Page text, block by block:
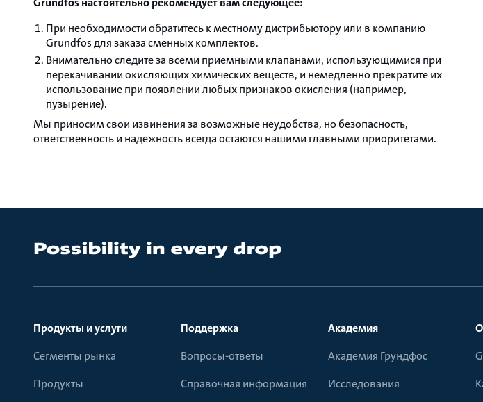
При необходимости обратитесь к местному дистрибьютору или в компанию
Grundfos для заказа сменных комплектов.
Внимательно следите за всеми приемными клапанами, использующимися при
перекачивании окисляющих химических веществ, и немедленно прекратите их
использование при появлении любых признаков окисления (например,
пузырение).
Мы приносим свои извинения за возможные неудобства, но безопасность,
ответственность и надежность всегда остаются нашими главными приоритетами.
Продукты и услуги
Сегменты рынка
Продукты
Поддержка
Вопросы-ответы
Справочная информация
Академия
Академия Грундфос
Исследования